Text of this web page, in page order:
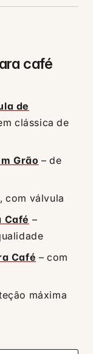
café
de
clássica de
Grão – de
com válvula
Café –
Café – com
máxima